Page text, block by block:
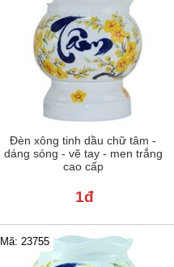
Đèn xông tinh dầu chữ tâm -
dáng sóng - vẽ tay - men trắng
cao cấp
1đ
Mã: 23755